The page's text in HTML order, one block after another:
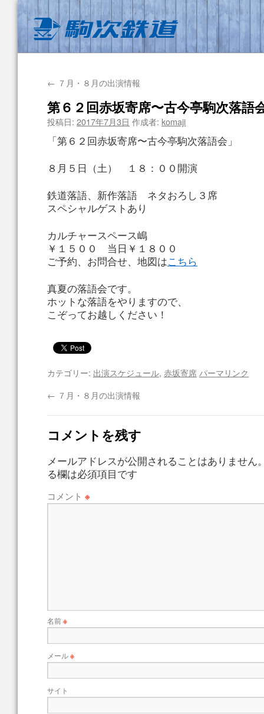
← ７月・８月の出演情報
第６２回赤坂寄席〜古今亭駒次落語
投稿日: 2017年7月3日 作成者: komaji
「第６２回赤坂寄席〜古今亭駒次落語会」
８月５日（土） １８：００開演
鉄道落語、新作落語 ネタおろし３席
スペシャルゲストあり
カルチャースペース嶋
￥１５００ 当日￥１８００
ご予約、お問合せ、地図はこちら
真夏の落語会です。
ホットな落語をやりますので、
こぞってお越しください！
カテゴリー: 出演スケジュール, 赤坂寄席 パーマリンク
← ７月・８月の出演情報
コメントを残す
メールアドレスが公開されることはありません
る欄は必須項目です
コメント ※
名前※
メール※
サイト